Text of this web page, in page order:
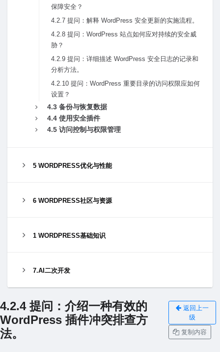
保障安全？
4.2.7 提问：解释 WordPress 安全更新的实施流程。
4.2.8 提问：WordPress 站点如何应对持续的安全威
胁？
4.2.9 提问：详细描述 WordPress 安全⽇志的记录和
分析⽅法。
4.2.10 提问：WordPress 重要⽬录的访问权限应如何
设置？
4.3 备份与恢复数据
4.4 使⽤安全插件
4.5 访问控制与权限管理
5 WORDPRESS优化与性能
6 WORDPRESS社区与资源
1 WORDPRESS基础知识
7.AI二次开发
4.2.4 提问：介绍⼀种有效的
WordPress 插件冲突排查⽅
法。
返回上一
级
复制内容